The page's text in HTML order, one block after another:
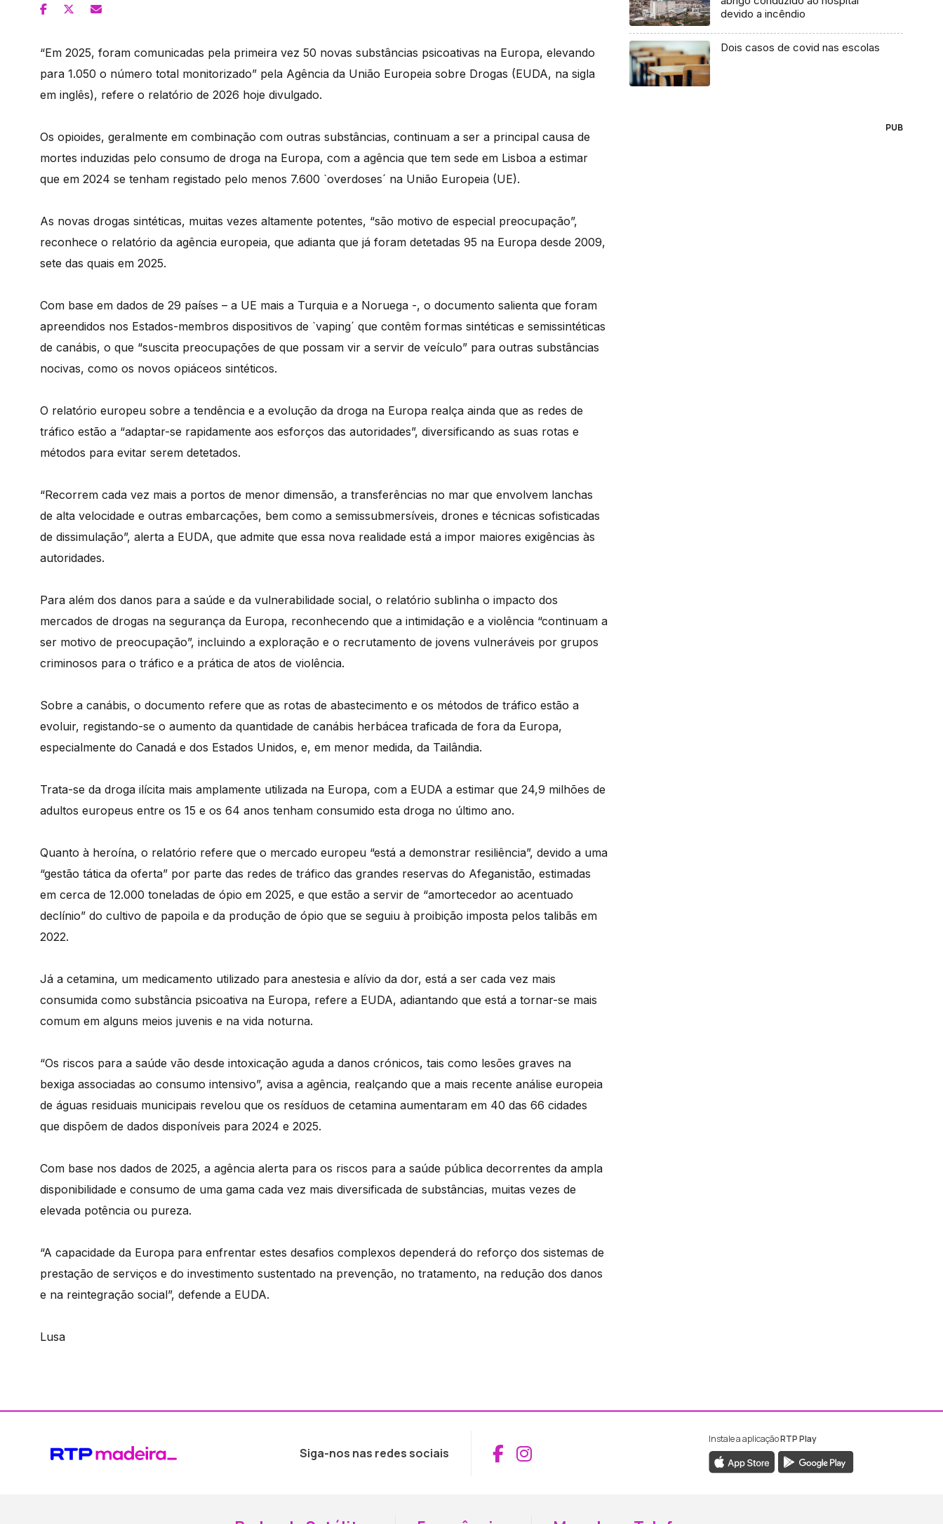
“Em 2025, foram comunicadas pela primeira vez 50 novas substâncias psicoativas na Europa, elevando
para 1.050 o número total monitorizado” pela Agência da União Europeia sobre Drogas (EUDA, na sigla
em inglês), refere o relatório de 2026 hoje divulgado.
Os opioides, geralmente em combinação com outras substâncias, continuam a ser a principal causa de
mortes induzidas pelo consumo de droga na Europa, com a agência que tem sede em Lisboa a estimar
que em 2024 se tenham registado pelo menos 7.600 `overdoses´ na União Europeia (UE).
As novas drogas sintéticas, muitas vezes altamente potentes, “são motivo de especial preocupação”,
reconhece o relatório da agência europeia, que adianta que já foram detetadas 95 na Europa desde 2009,
sete das quais em 2025.
Com base em dados de 29 países – a UE mais a Turquia e a Noruega -, o documento salienta que foram
apreendidos nos Estados-membros dispositivos de `vaping´ que contêm formas sintéticas e semissintéticas
de canábis, o que “suscita preocupações de que possam vir a servir de veículo” para outras substâncias
nocivas, como os novos opiáceos sintéticos.
O relatório europeu sobre a tendência e a evolução da droga na Europa realça ainda que as redes de
tráfico estão a “adaptar-se rapidamente aos esforços das autoridades”, diversificando as suas rotas e
métodos para evitar serem detetados.
“Recorrem cada vez mais a portos de menor dimensão, a transferências no mar que envolvem lanchas
de alta velocidade e outras embarcações, bem como a semissubmersíveis, drones e técnicas sofisticadas
de dissimulação”, alerta a EUDA, que admite que essa nova realidade está a impor maiores exigências às
autoridades.
Para além dos danos para a saúde e da vulnerabilidade social, o relatório sublinha o impacto dos
mercados de drogas na segurança da Europa, reconhecendo que a intimidação e a violência “continuam a
ser motivo de preocupação”, incluindo a exploração e o recrutamento de jovens vulneráveis por grupos
criminosos para o tráfico e a prática de atos de violência.
Sobre a canábis, o documento refere que as rotas de abastecimento e os métodos de tráfico estão a
evoluir, registando-se o aumento da quantidade de canábis herbácea traficada de fora da Europa,
especialmente do Canadá e dos Estados Unidos, e, em menor medida, da Tailândia.
Trata-se da droga ilícita mais amplamente utilizada na Europa, com a EUDA a estimar que 24,9 milhões de
adultos europeus entre os 15 e os 64 anos tenham consumido esta droga no último ano.
Quanto à heroína, o relatório refere que o mercado europeu “está a demonstrar resiliência”, devido a uma
“gestão tática da oferta” por parte das redes de tráfico das grandes reservas do Afeganistão, estimadas
em cerca de 12.000 toneladas de ópio em 2025, e que estão a servir de “amortecedor ao acentuado
declínio” do cultivo de papoila e da produção de ópio que se seguiu à proibição imposta pelos talibãs em
2022.
Já a cetamina, um medicamento utilizado para anestesia e alívio da dor, está a ser cada vez mais
consumida como substância psicoativa na Europa, refere a EUDA, adiantando que está a tornar-se mais
comum em alguns meios juvenis e na vida noturna.
“Os riscos para a saúde vão desde intoxicação aguda a danos crónicos, tais como lesões graves na
bexiga associadas ao consumo intensivo”, avisa a agência, realçando que a mais recente análise europeia
de águas residuais municipais revelou que os resíduos de cetamina aumentaram em 40 das 66 cidades
que dispõem de dados disponíveis para 2024 e 2025.
Com base nos dados de 2025, a agência alerta para os riscos para a saúde pública decorrentes da ampla
disponibilidade e consumo de uma gama cada vez mais diversificada de substâncias, muitas vezes de
elevada potência ou pureza.
“A capacidade da Europa para enfrentar estes desafios complexos dependerá do reforço dos sistemas de
prestação de serviços e do investimento sustentado na prevenção, no tratamento, na redução dos danos
e na reintegração social”, defende a EUDA.
Lusa
devido a incêndio
Dois casos de covid nas escolas
PUB
Siga-nos nas redes sociais Aceder ao Facebook da RTP Madeira
Aceder ao Instagram da RTP Madeira
Instale a aplicaçãoRTP Play